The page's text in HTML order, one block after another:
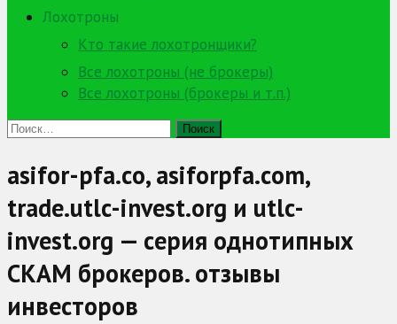
Лохотроны
Кто такие лохотронщики?
Все лохотроны (не брокеры)
Все лохотроны (брокеры и т.п.)
Найти:
asifor-pfa.co, asiforpfa.com,
trade.utlc-invest.org и utlc-
invest.org — серия однотипных
СКАМ брокеров. отзывы
инвесторов